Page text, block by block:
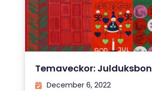
Temaveckor:
December 6, 2022